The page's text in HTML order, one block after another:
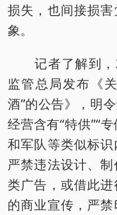
损失，也间接损
象。
记者了解到，
监管总局发布《
酒”的公告》，明
经营含有“特供”“
和军队等类似标识
严禁违法设计、
类广告，或借此
的商业宣传，严